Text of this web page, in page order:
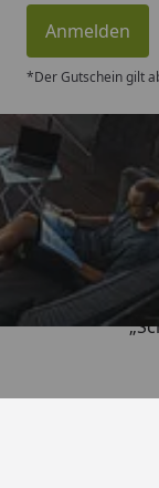
Anmelden
*Der Gutschein gilt